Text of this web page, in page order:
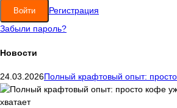
Регистрация
Забыли пароль?
Новости
24.03.2026Полный крафтовый опыт: